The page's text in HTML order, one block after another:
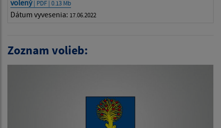
volený| PDF | 0.13 Mb
Dátum vyvesenia: 17.06.2022
Zoznam volieb: